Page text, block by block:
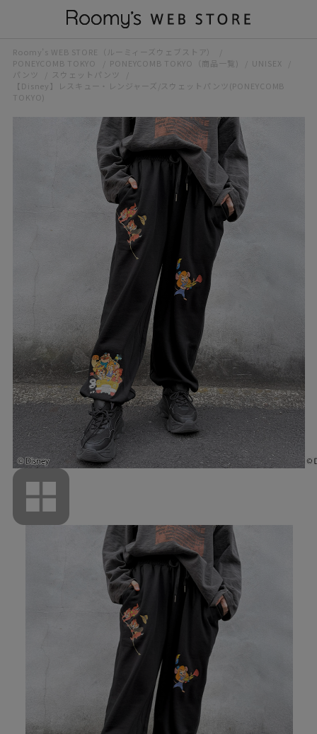
Roomy’s WEB STORE（ルーミィーズウェブストア）
PONEYCOMB TOKYO
PONEYCOMB TOKYO（商品一覧)
UNISEX
パンツ
スウェットパンツ
【Disney】レスキュー・レンジャーズ/スウェットパンツ(PONEYCOMB
TOKYO)